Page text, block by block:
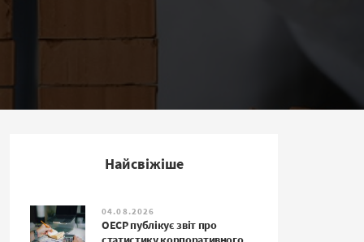
Найсвіжіше
04.08.2026
ОЕСР публікує звіт про